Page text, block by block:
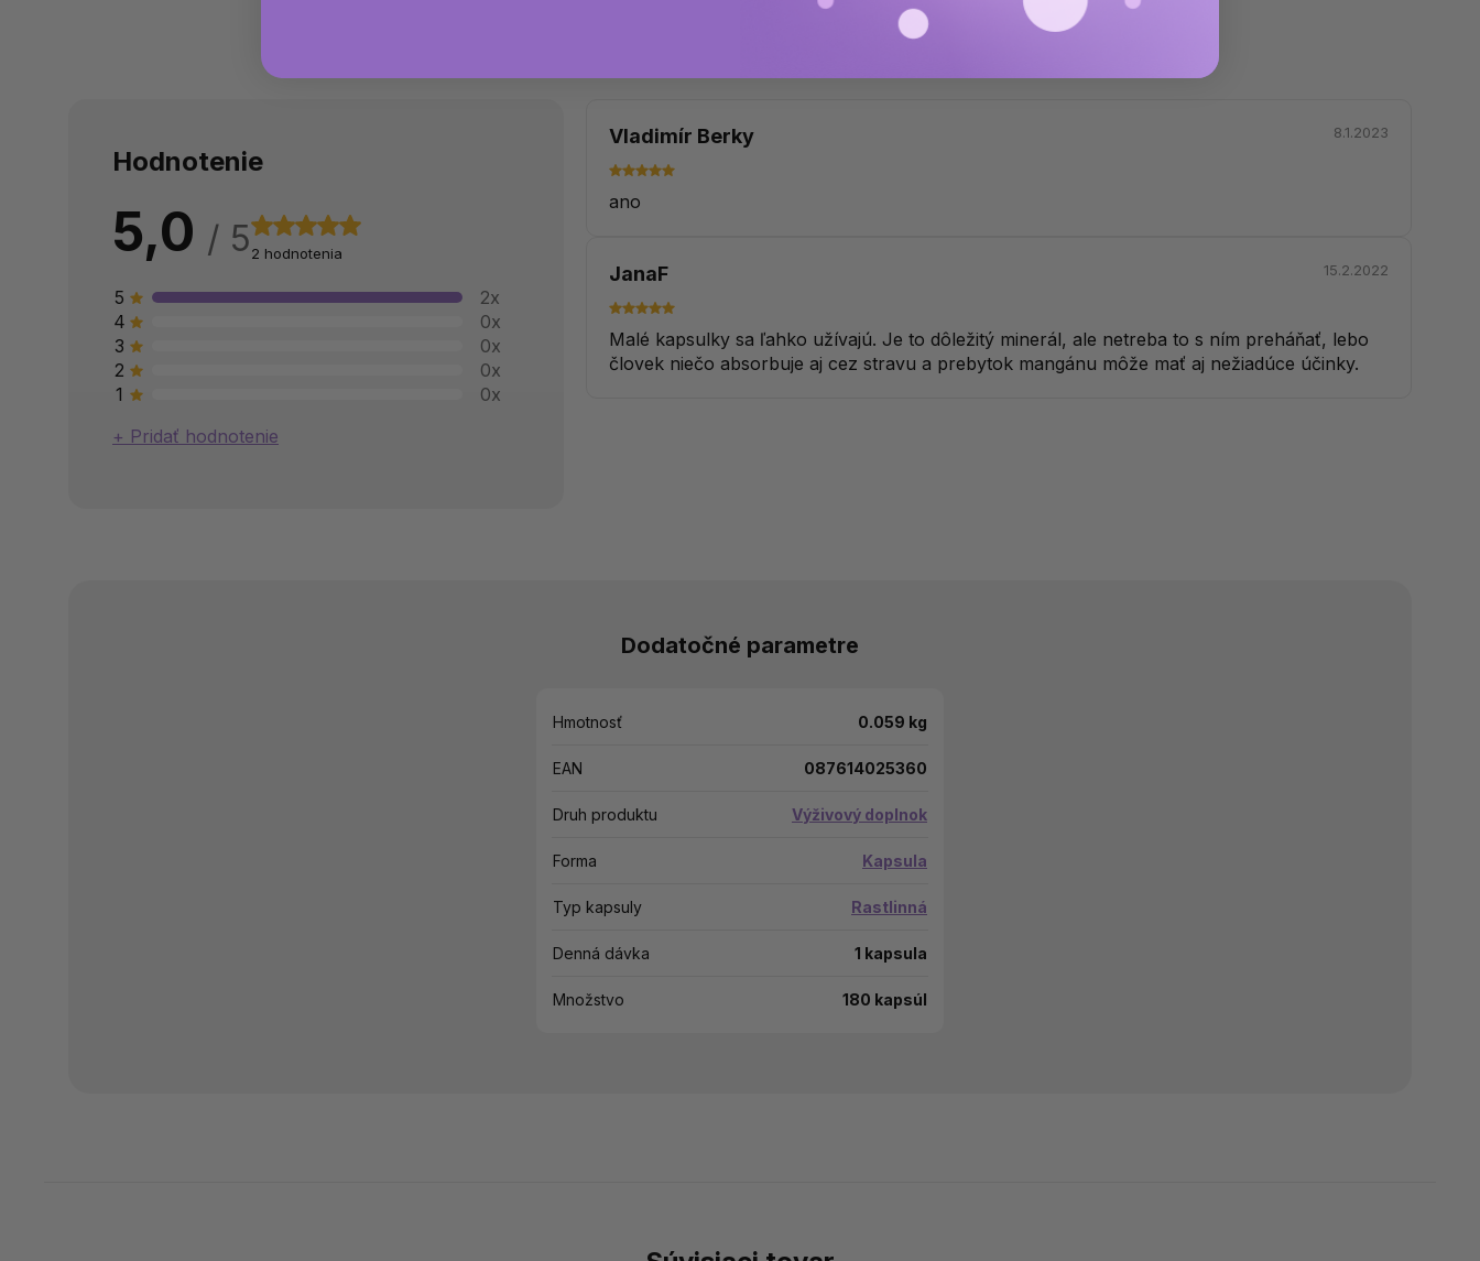
Hodnotenie
5,0 2 hodnotenia
5
2x
4
0x
3
0x
2
0x
1
0x
Pridať hodnotenie
Vladimír Berky 8.1.2023
ano
JanaF 15.2.2022
Malé kapsulky sa ľahko užívajú. Je to dôležitý minerál, ale netreba to s ním preháňať, lebo
človek niečo absorbuje aj cez stravu a prebytok mangánu môže mať aj nežiadúce účinky.
Dodatočné parametre
Hmotnosť 0.059 kg
EAN 087614025360
Druh produktu Výživový doplnok
Forma Kapsula
Typ kapsuly Rastlinná
Denná dávka 1 kapsula
Množstvo 180 kapsúl